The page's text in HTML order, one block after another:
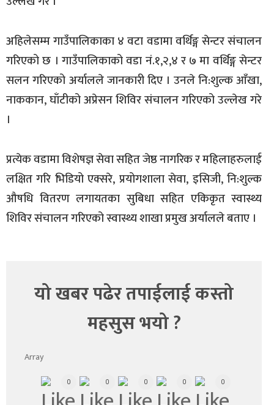
अहिलेसम्म गाउँपालिकाका ४ वटा वडामा वर्थिङ्ग सेन्टर संचालन
गरिएको छ । गाउँपालिकाको वडा नं.१,२,४ र ७ मा वर्थिङ्ग सेन्टर
सलन गरिएको अर्यालले जानकारी दिए । उनले नि:शुल्क आँखा,
नाककान, घाँटीको अप्रेसन शिविर संचालन गरिएको उल्लेख गरे
।
प्रत्येक वडामा विशेषज्ञ सेवा सहित जेष्ठ नागरिक र महिलाहरुलाई
लक्षित गरि भिडियो एक्सरे, प्रयोगशाला सेवा, इसिजी, नि:शुल्क
औषधि वितरण लगायतका सुबिधा सहित एकिकृत स्वास्थ्य
शिविर संचालन गरिएको स्वास्थ्य शाखा प्रमुख अर्यालले बताए ।
यो खबर पढेर तपाईलाई कस्तो
महसुस भयो ?
Array
0 0 0 0 0